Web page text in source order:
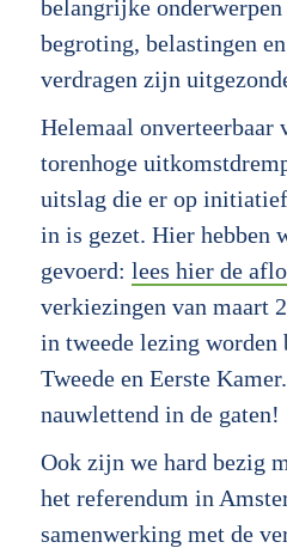
belangrijke
begroting, belastingen
verdragen zijn
Helemaal onverteerbaar
torenhoge
uitslag die er op
in is gezet. Hier hebben
gevoerd: lees hier de
verkiezingen van maart
in tweede lezing worden
Tweede en Eerste
nauwlettend in de gaten!
Ook zijn we hard bezig
het referendum in
samenwerking met de